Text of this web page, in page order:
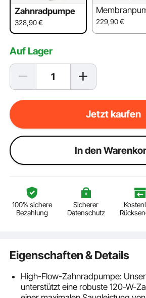
Zahnradpumpe
328,90€ 229,90€
Auf Lager
Jetzt kaufen
ln den
100% sichere
Bezahlung
Sicherer
Datenschutz
Eigenschaften & Details
High-Flow-Zahnradpumpe:
unterstützt eine robuste 120-W-